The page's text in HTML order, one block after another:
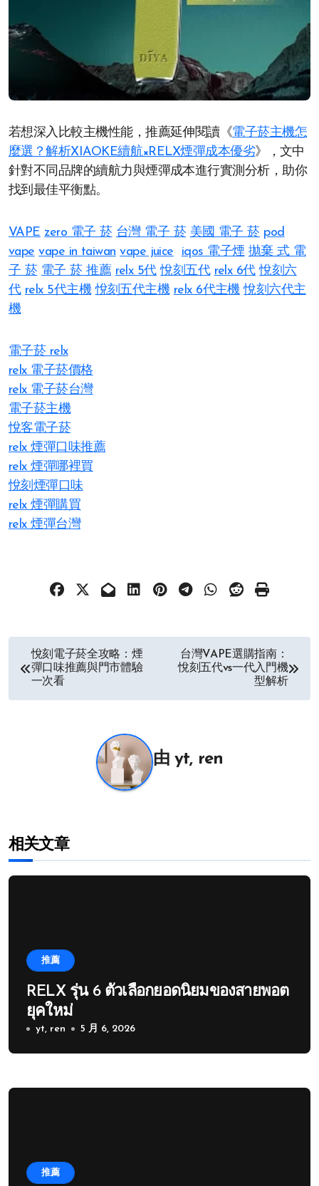
若想深入比較主機性能，推薦延伸閱讀《電子菸主機怎
麼選？解析XIAOKE續航×RELX煙彈成本優劣》，文中
針對不同品牌的續航力與煙彈成本進行實測分析，助你
找到最佳平衡點。
VAPE zero 電子 菸 台灣 電子 菸 美國 電子 菸 pod
vape vape in taiwan vape juice iqos 電子煙​ 拋棄 式 電
子 菸​ 電子 菸 推薦 relx 5代 悅刻五代 relx 6代 悅刻六
代 relx 5代主機 悅刻五代主機 relx 6代主機 悅刻六代主
機
電子菸 relx
relx 電子菸價格
relx 電子菸台灣
電子菸主機
悅客電子菸
relx 煙彈口味推薦
relx 煙彈哪裡買
悅刻煙彈口味
relx 煙彈購買
relx 煙彈台灣
悅刻電子菸全攻略：煙
彈口味推薦與門市體驗
一次看
台灣VAPE選購指南：
悅刻五代vs一代入門機
型解析
由yt, ren
相关文章
推薦
RELX รุ่น 6 ตัวเลือกยอดนิยมของสายพอต
ยุคใหม่
yt, ren 5 月 6, 2026
推薦